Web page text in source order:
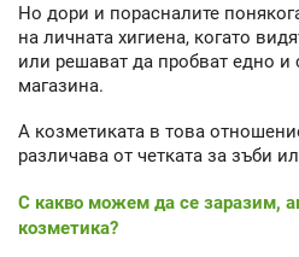
Но дори и порасналите
на личната хигиена, когато
или решават да пробват едно
магазина.
А козметиката в това
различава от четката за зъби
С какво можем да се заразим,
козметика?